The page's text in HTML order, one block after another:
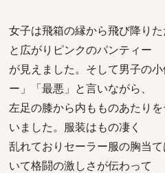
女子は飛箱の縁から飛び降り
と広がりピンクのパンティー
が見えました。そして男子の
ー」「最悪」と言いながら、
左足の膝から内もものあたり
いました。服装はもの凄く
乱れておりセーラー服の胸当
いて格闘の激しさが伝わって